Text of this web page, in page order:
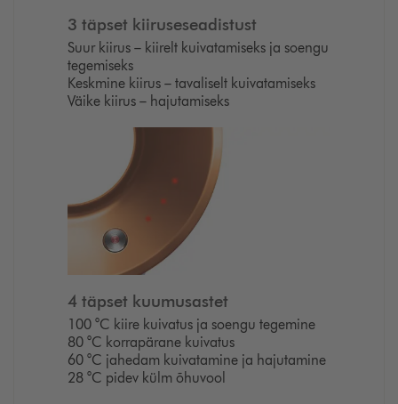
3 täpset kiiruseseadistust
Suur kiirus – kiirelt kuivatamiseks ja soengu
tegemiseks
Keskmine kiirus – tavaliselt kuivatamiseks
Väike kiirus – hajutamiseks
4 täpset kuumusastet
100 °C kiire kuivatus ja soengu tegemine
80 °C korrapärane kuivatus
60 °C jahedam kuivatamine ja hajutamine
28 °C pidev külm õhuvool